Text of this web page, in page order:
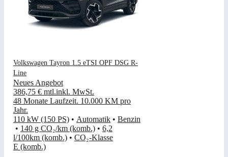
Volkswagen Tayron 1.5 eTSI OPF DSG R-
Line
Neues Angebot
386,75 € mtl.inkl. MwSt.
48 Monate Laufzeit. 10.000 KM pro
Jahr.
110 kW (150 PS) • Automatik • Benzin
• 140 g CO₂/km (komb.) • 6,2
l/100km (komb.) • CO₂-Klasse
E (komb.)